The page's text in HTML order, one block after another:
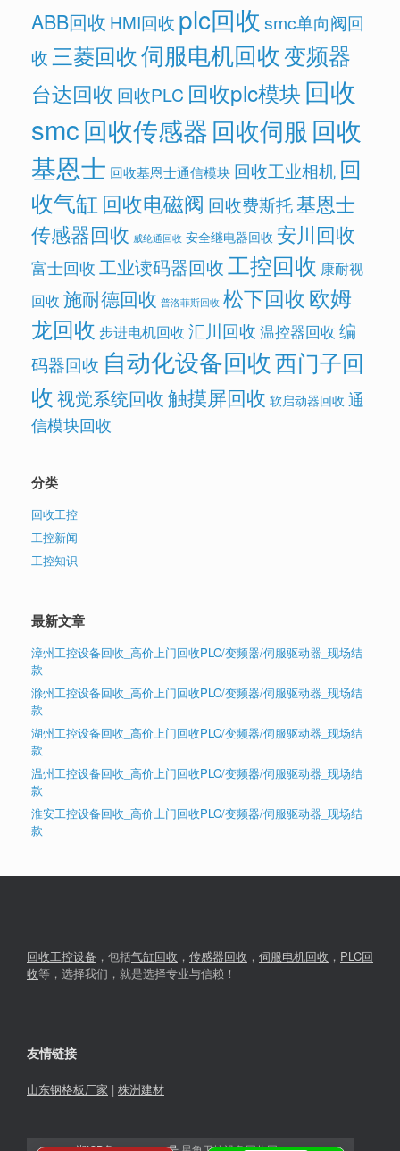
ABB回收 HMI回收 plc回收 smc单向阀回
收三菱回收伺服电机回收变频器
台达回收 回收PLC 回收plc模块 回收
smc回收传感器回收伺服 回收
基恩士 回收基恩士通信模块 回收工业相机 回
收气缸 回收电磁阀 回收费斯托基恩士
传感器回收 威纶通回收 安全继电器回收 安川回收
富士回收工业读码器回收工控回收 康耐视
回收 施耐德回收 普洛菲斯回收 松下回收欧姆
龙回收 步进电机回收 汇川回收 温控器回收 编
码器回收 自动化设备回收西门子回
收视觉系统回收触摸屏回收 软启动器回收 通
信模块回收
分类
回收工控
工控新闻
工控知识
最新文章
漳州工控设备回收_高价上门回收PLC/变频器/伺服驱动器_现场结
款
滁州工控设备回收_高价上门回收PLC/变频器/伺服驱动器_现场结
款
湖州工控设备回收_高价上门回收PLC/变频器/伺服驱动器_现场结
款
温州工控设备回收_高价上门回收PLC/变频器/伺服驱动器_现场结
款
淮安工控设备回收_高价上门回收PLC/变频器/伺服驱动器_现场结
款
回收工控设备 ，包括气缸回收 ， 传感器回收 ， 伺服电机回收 ， PLC回
收等，选择我们，就是选择专业与信赖！
友情链接
山东钢格板厂家 | 株洲建材